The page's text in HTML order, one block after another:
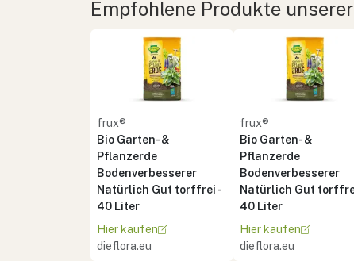
Empfohlene Produkte
frux®
Bio Garten- &
Pflanzerde
Bodenverbesserer
Natürlich Gut torffrei -
40 Liter
Hier kaufen
dieflora.eu
frux®
Bio Garten- &
Pflanzerde
Bodenverbesserer
Natürlich Gut
40 Liter
Hier kaufen
dieflora.eu